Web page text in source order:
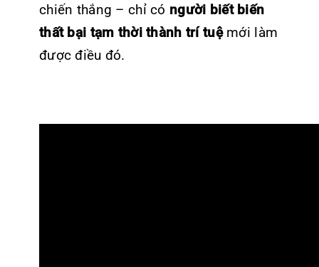
chiến thắng – chỉ có người biết biến
thất bại tạm thời thành trí tuệmới làm
được điều đó.